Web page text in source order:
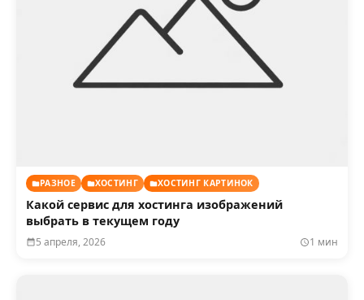
РАЗНОЕ ХОСТИНГ ХОСТИНГ КАРТИНОК
Какой сервис для хостинга изображений
выбрать в текущем году
5 апреля, 2026 1 мин